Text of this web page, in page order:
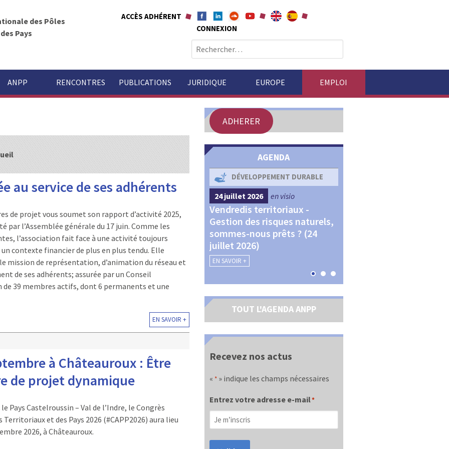
des Pôles
Pays
ACCÈS ADHÉRENT
CONNEXION
e
c
h
e
ANPP RENCONTRES PUBLICATIONS JURIDIQUE EUROPE EMPLOI
au service de ses adhérents
de projet vous soumet son rapport d’activité 2025,
par l’Assemblée générale du 17 juin. Comme les
l’association fait face à une activité toujours
contexte financier de plus en plus tendu. Elle
mission de représentation, d’animation du réseau et
de ses adhérents; assurée par un Conseil
de 39 membres actifs, dont 6 permanents et une
EN SAVOIR +
à Châteauroux : Être
de projet dynamique
Pays Castelroussin – Val de l’Indre, le Congrès
Territoriaux et des Pays 2026 (#CAPP2026) aura lieu
2026, à Châteauroux.
ADHERER
AGENDA
GOUVERNANCE
Congrès annuel des Pôles
territoriaux et des Pays 2026
Châteauroux (24 et 25
septembre 2026)
EN SAVOIR +
DÉVELOPPEMENT DURABLE
24 juillet 2026 en visio
Vendredis territoriaux -
Gestion des risques naturels,
sommes-nous prêts ? (24
juillet 2026)
EN SAVOIR +
TOUT L'AGENDA ANPP
Recevez nos actus
« *» indique les champs nécessaires
Entrez votre adresse e-mail*